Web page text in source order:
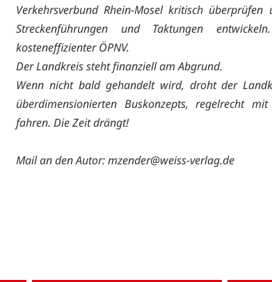
Verkehrsverbund Rhein-Mosel kritisch
Streckenführungen und Taktungen
kosteneffizienter ÖPNV.
Der Landkreis steht finanziell am Abgrund.
Wenn nicht bald gehandelt wird, droht der
überdimensionierten Buskonzepts, regelrecht
fahren. Die Zeit drängt!
Mail an den Autor: mzender@weiss-verlag.de